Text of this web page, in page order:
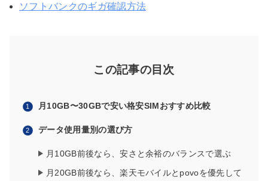
ソフトバンクのギガ確認方法
この記事の目次
月10GB〜30GBで安い格安SIMおすすめ比較
データ使用量別の選び方
月10GB前後なら、安さと余裕のバランスで選ぶ
月20GB前後なら、楽天モバイルとpovoを優先して